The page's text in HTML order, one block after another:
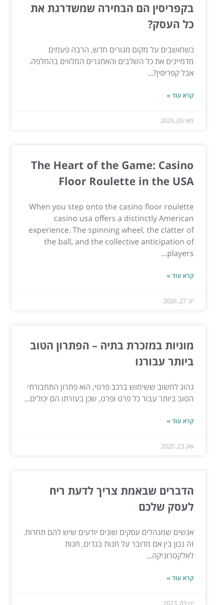
בקפריסין הם הבחירה שמשדרגת את
כל העסק?
כשחושבים על מקום מגורים חדש, הרבה פעמים
מדמיינים את כל השלבים והאתגרים המלווים בהחלפה.
אבל קפריסין?...
קרא עוד »
מאי 05, 2025
The Heart of the Game: Casino
Floor Roulette in the USA
When you step onto the casino floor roulette
casino usa offers a distinctly American
experience. The spinning wheel, the clatter of
the ball, and the collective anticipation of
players...
קרא עוד »
יונ 27, 2026
מוניות במזכרת בתיה – הפתרון הטוב
ביותר עבורנו
נהוג לחשוב ששימוש ברכב פרטי, הוא פתרון התחבורתי
הטוב ביותר עבור כל פרט ופרט, שכן בעזרתו הם יכולים...
קרא עוד »
אוק 23, 2020
הדברים שבאמת צריך לדעת ריח
לעסק שלכם
אנשים שמנהלים עסקים שונים יודעים שיש להם תחרות.
זה נכון בין אם מדובר על חנות בגדים, חנות
לאלקטרוניקה...
קרא עוד »
ינו 03, 2023